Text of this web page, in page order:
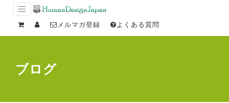
メルマガ登録 よくある質問
ブログ